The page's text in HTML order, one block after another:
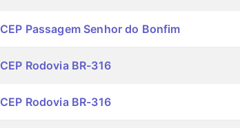
CEP Passagem Senhor do Bonfim
CEP Rodovia BR-316
CEP Rodovia BR-316